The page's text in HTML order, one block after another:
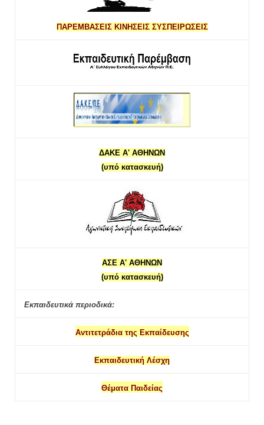
ΠΑΡΕΜΒΑΣΕΙΣ ΚΙΝΗΣΕΙΣ ΣΥΣΠΕΙΡΩΣΕΙΣ
ΔΑΚΕ Α' ΑΘΗΝΩΝ
(υπό κατασκευή)
ΑΣΕ Α' ΑΘΗΝΩΝ
(υπό κατασκευή)
Εκπαιδευτικά περιοδικά:
Αντιτετράδια της Εκπαίδευσης
Εκπαιδευτική Λέσχη
Θέματα Παιδείας